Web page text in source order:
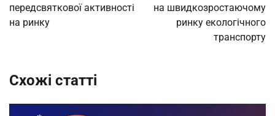
передсвяткової активності
на ринку
на швидкозростаючому
ринку екологічного
транспорту
Схожі статті